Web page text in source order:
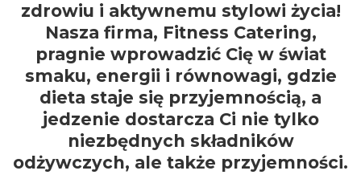
zdrowiu i aktywnemu stylowi życia!
Nasza firma, Fitness Catering,
pragnie wprowadzić Cię w świat
smaku, energii i równowagi, gdzie
dieta staje się przyjemnością, a
jedzenie dostarcza Ci nie tylko
niezbędnych składników
odżywczych, ale także przyjemności.